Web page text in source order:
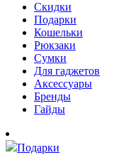
Скидки
Подарки
Кошельки
Рюкзаки
Сумки
Для гаджетов
Аксессуары
Бренды
Гайды
Подарки